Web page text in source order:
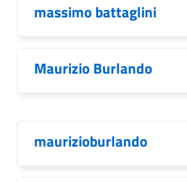
massimo battaglini
Maurizio Burlando
maurizioburlando